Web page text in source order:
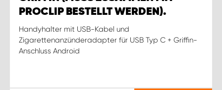
PROCLIP BESTELLT WERDEN).
Handyhalter mit USB-Kabel und
Zigarettenanzünderadapter für USB Typ C + Griffin-
Anschluss Android